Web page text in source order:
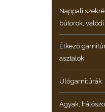
Nappali
bútorok,
Étkező
asztalok
Ülőgarnitúrák
Ágyak,